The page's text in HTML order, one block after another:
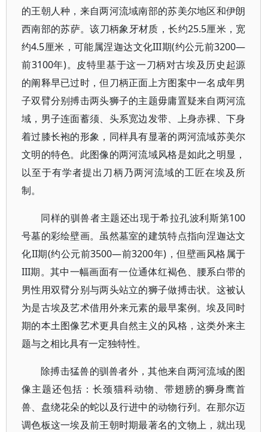
的王朝人种，来自两河流域南部的苏美尔地区和伊朗
西南部的苏萨。该刀柄象牙材质，长约25.5厘米，宽
约4.5厘米，可能属涅迦达文化III期(约公元前3200—
前3100年)。皮特里基于这一刀柄对古埃及历史起源
的阐释早已过时，但刀柄正面上方图案中一名成年男
子双臂分别搏击两头狮子的主题毋庸置疑来自两河流
域，男子连面蓄须、头系宽边发带、上身赤裸、下身
着过膝长袍的形象，同样具有显著的两河流域苏美尔
文明的特色。此图像的两河流域风格是如此之明显，
以至于有学者提出刀柄乃两河流域的工匠在埃及所
制。
同样的驯兽者主题还出现于希拉孔波利斯第100
号墓的彩绘壁画。虽然墓室的建筑特点指向涅迦达文
化II期(约公元前3500—前3200年)，但壁画风格属于
III期。其中一幅画面有一位通体红褐色、腰系白带的
男性用双臂分别与两头站立的狮子做搏击状。这被认
为是古埃及艺术借用外来元素的最早案例。埃及同时
期的本土图像艺术更具自然主义的风格，这类外来主
题与之相比具有一定独特性。
除搏击猛兽的驯兽者外，其他来自两河流域的图
像主题还包括：长颈猫科动物、带翅膀的狮身鹰首
兽、盘绕花朵的蛇以及行进中的动物行列。在那尔迈
调色板这一埃及前王朝时期最著名的文物上，就出现